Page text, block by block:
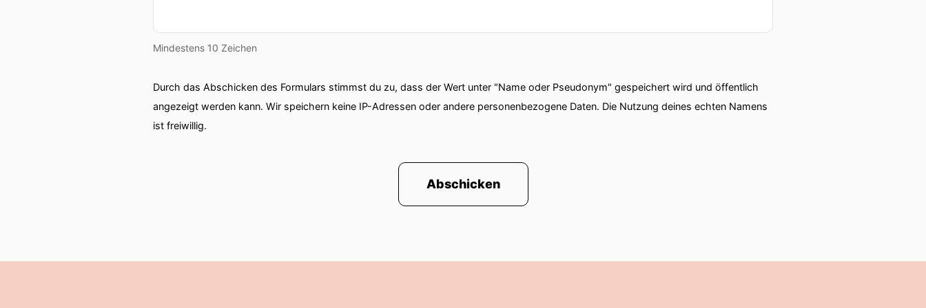
bewegt, dann entsteht ein Liebesgefühl, vielleicht sogar ein unpersönliches oder ein halbpersönliches
Liebesgefühl, aber es entsteht eine eben starke Verbindung und eine grosse Kraft, die, das mag ich noch
ergänzen vom Forum ist für mich eben, dass wir dann auch erfahren dürfen, was hat jetzt mein Teilen in
so das Gold vom Forum, dass es nicht nur darum geht, dass ich mich mitteile, sondern auch von den
anderen höre. Was macht das mit euch? Was möchtet ihr mir sozusagen zurück sagen, zurückfüttern?
Mindestens 10 Zeichen
Durch das Abschicken des Formulars stimmst du zu, dass der Wert unter "Name oder Pseudonym" gespeichert wird und öffentlich
angezeigt werden kann. Wir speichern keine IP-Adressen oder andere personenbezogene Daten. Die Nutzung deines echten Namens
ist freiwillig.
Abschicken